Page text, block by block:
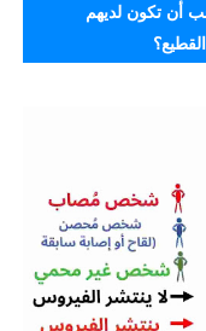
أن تكون لديهم